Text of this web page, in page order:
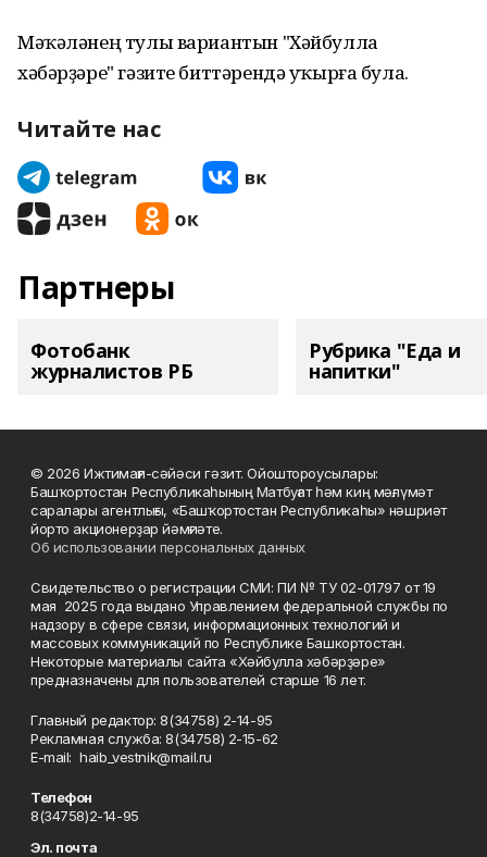
Мәҡәләнең тулы вариантын "Хәйбулла
хәбәрҙәре" гәзите биттәрендә уҡырға була.
Читайте нас
Партнеры
Фотобанк
журналистов РБ
Рубрика "Еда и
напитки"
© 2026 Ижтимағи-сәйәси гәзит. Ойоштороусылары:
Башҡортостан Республикаһының Матбуғат һәм киң мәғлүмәт
саралары агентлығы, «Башҡортостан Республикаһы» нәшриәт
йорто акционерҙар йәмғиәте.
Об использовании персональных данных
Свидетельство о регистрации СМИ: ПИ № ТУ 02-01797 от 19
мая 2025 года выдано Управлением федеральной службы по
надзору в сфере связи, информационных технологий и
массовых коммуникаций по Республике Башкортостан.
Некоторые материалы сайта «Хәйбулла хәбәрҙәре»
предназначены для пользователей старше 16 лет.
Главный редактор: 8(34758) 2-14-95
Рекламная служба: 8(34758) 2-15-62
Е-mаil: haib_vestnik@mail.ru
Телефон
8(34758)2-14-95
Эл. почта